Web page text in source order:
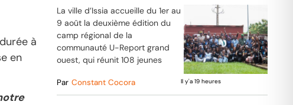
à
en
La ville d’Issia accueille du 1er au
9 août la deuxième édition du
camp régional de la
communauté U-Report grand
ouest, qui réunit 108 jeunes
Par Constant Cocora Il y'a 19 heures